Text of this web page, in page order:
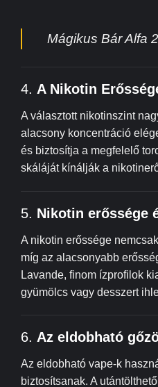
Mágikus Bár Alfa
4. A Nikotin
A választott nikotinszint
alacsony koncentráció
és biztosítja a megfelelő
skáláját kínálják a
5. Nikotin erőssége
A nikotin erőssége
míg az alacsonyabb
Lavande, finom ízprofilok
gyümölcs vagy desszert
6. Az eldobható
Az eldobható vape-k
biztosítsanak. A